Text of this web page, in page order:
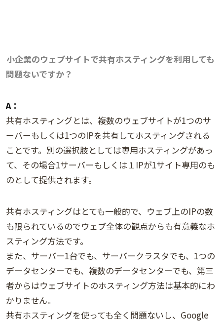
小企業のウェブサイトで共有ホスティングを利用しても
問題ないですか？
A：
共有ホスティングとは、複数のウェブサイトが1つのサ
ーバーもしくは1つのIPを共有してホスティングされる
ことです。別の選択肢としては専用ホスティングがあっ
て、その場合1サーバーもしくは１IPが1サイト専用のも
のとして提供されます。
共有ホスティングはとても一般的で、ウェブ上のIPの数
も限られているのでウェブ全体の観点からも有意義なホ
スティング方法です。
また、サーバー1台でも、サーバークラスタでも、1つの
データセンターでも、複数のデータセンターでも、第三
者からはウェブサイトのホスティング方法は基本的にわ
かりません。
共有ホスティングを使っても全く問題ないし、Google